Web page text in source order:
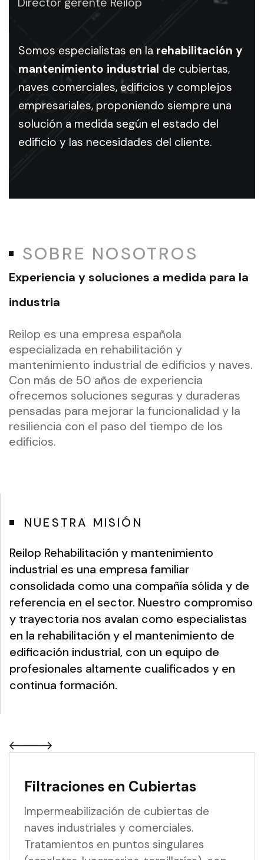
en
rehabilitación
y
mantenimiento
industrial
industrial
Nuestra
trayectoria
rehabilitación
y
mantenimiento
industrial
nos
avala
como
Somos especialistas en la rehabilitación y
mantenimiento industrial de cubiertas,
naves comerciales, edificios y complejos
empresariales, proponiendo siempre una
solución a medida según el estado del
edificio y las necesidades del cliente.
SOBRE NOSOTROS
Experiencia y soluciones a medida para la
industria
Reilop es una empresa española
especializada en rehabilitación y
mantenimiento industrial de edificios y naves.
Con más de 50 años de experiencia
ofrecemos soluciones seguras y duraderas
pensadas para mejorar la funcionalidad y la
resiliencia con el paso del tiempo de los
edificios.
NUESTRA MISIÓN
Reilop Rehabilitación y mantenimiento
industrial es una empresa familiar
consolidada como una compañía sólida y de
referencia en el sector. Nuestro compromiso
y trayectoria nos avalan como especialistas
en la rehabilitación y el mantenimiento de
edificación industrial, con un equipo de
profesionales altamente cualificados y en
continua formación.
Filtraciones en Cubiertas
Impermeabilización de cubiertas de
naves industriales y comerciales.
Tratamientos en puntos singulares